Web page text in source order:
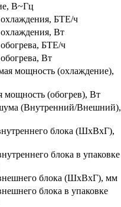
В~Гц
БТЕ/ч
Вт
БТЕ/ч
Вт
мощность (охлаждение),
мощность (обогрев), Вт
(Внутренний/Внешний),
блока (ШхВхГ),
блока в упаковке
блока (ШхВхГ), мм
блока в упаковке